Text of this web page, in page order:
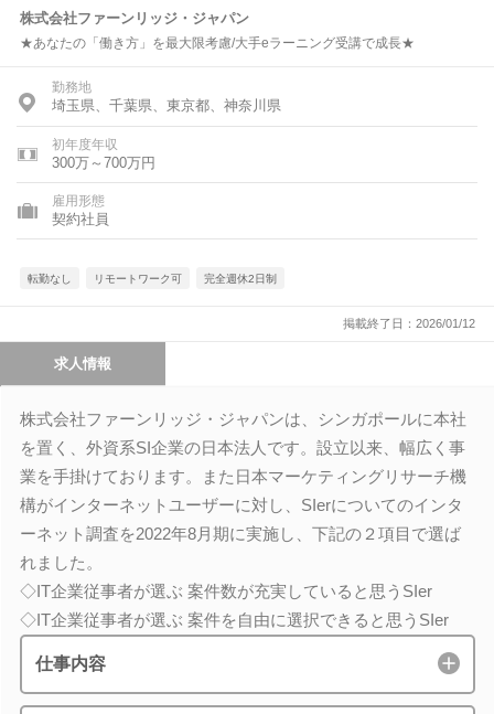
株式会社ファーンリッジ・ジャパン
★あなたの「働き方」を最大限考慮/大手eラーニング受講で成長★
勤務地
埼玉県、千葉県、東京都、神奈川県
初年度年収
300万～700万円
雇用形態
契約社員
転勤なし リモートワーク可 完全週休2日制
掲載終了日：2026/01/12
求人情報
株式会社ファーンリッジ・ジャパンは、シンガポールに本社
を置く、外資系SI企業の日本法人です。設立以来、幅広く事
業を手掛けております。また日本マーケティングリサーチ機
構がインターネットユーザーに対し、SIerについてのインタ
ーネット調査を2022年8月期に実施し、下記の２項目で選ば
れました。
◇IT企業従事者が選ぶ 案件数が充実していると思うSIer
◇IT企業従事者が選ぶ 案件を自由に選択できると思うSIer
仕事内容